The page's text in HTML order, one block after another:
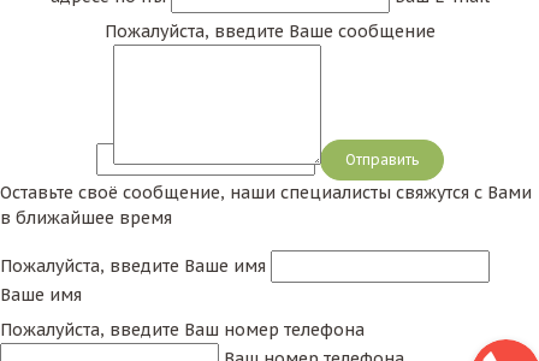
Пожалуйста, введите Ваше сообщение
Сообщение
Оставьте своё сообщение, наши специалисты свяжутся с Вами
в ближайшее время
Пожалуйста, введите Ваше имя
Ваше имя
Пожалуйста, введите Ваш номер телефона